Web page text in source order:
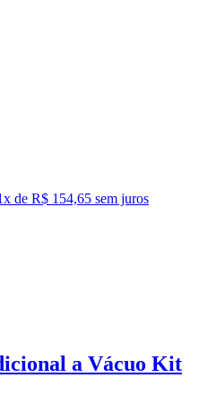
x de R$ 154,65 sem juros
a Vácuo Kit